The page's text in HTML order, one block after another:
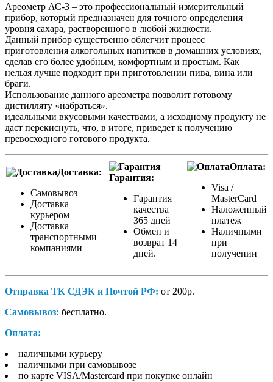
Ареометр АС-3 – это профессиональный измерительный
прибор, который предназначен для точного определения
уровня сахара, растворенного в любой жидкости.
Данный прибор существенно облегчит процесс
приготовления алкогольных напитков в домашних условиях,
сделав его более удобным, комфортным и простым. Как
нельзя лучше подходит при приготовлении пива, вина или
браги.
Использование данного ареометра позволит готовому
дистилляту «набраться».
идеальными вкусовыми качествами, а исходному продукту не
даст перекиснуть, что, в итоге, приведет к получению
превосходного готового продукта.
Доставка:
Самовывоз
Доставка
курьером
Доставка
транспортными
компаниями
Гарантия:
Гарантия
качества
365 дней
Обмен и
возврат 14
дней.
Оплата:
Visa /
MasterCard
Наложенный
платеж
Наличными
при
получении
Отправка ТК СДЭК и Почтой РФ: от 200р.
Самовывоз: бесплатно.
Оплата:
наличными курьеру
наличными при самовывозе
по карте VISA/Mastercard при покупке онлайн